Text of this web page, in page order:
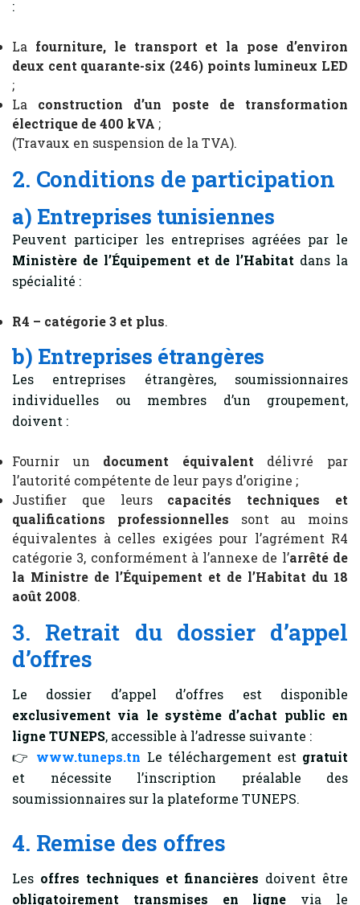
:
La fourniture, le transport et la pose d’environ
deux cent quarante-six (246) points lumineux LED
;
La construction d’un poste de transformation
électrique de 400 kVA ;
(Travaux en suspension de la TVA).
2. Conditions de participation
a) Entreprises tunisiennes
Peuvent participer les entreprises agréées par le
Ministère de l’Équipement et de l’Habitat dans la
spécialité :
R4 – catégorie 3 et plus.
b) Entreprises étrangères
Les entreprises étrangères, soumissionnaires
individuelles ou membres d’un groupement,
doivent :
Fournir un document équivalent délivré par
l’autorité compétente de leur pays d’origine ;
Justifier que leurs capacités techniques et
qualifications professionnelles sont au moins
équivalentes à celles exigées pour l’agrément R4
catégorie 3, conformément à l’annexe de l’arrêté de
la Ministre de l’Équipement et de l’Habitat du 18
août 2008.
3. Retrait du dossier d’appel
d’offres
Le dossier d’appel d’offres est disponible
exclusivement via le système d’achat public en
ligne TUNEPS, accessible à l’adresse suivante :
👉 www.tuneps.tn Le téléchargement est gratuit
et nécessite l’inscription préalable des
soumissionnaires sur la plateforme TUNEPS.
4. Remise des offres
Les offres techniques et financières doivent être
obligatoirement transmises en ligne via le